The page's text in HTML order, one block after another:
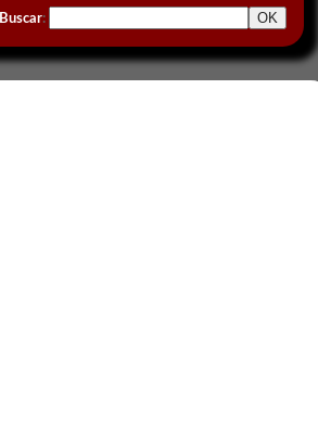
Buscar: